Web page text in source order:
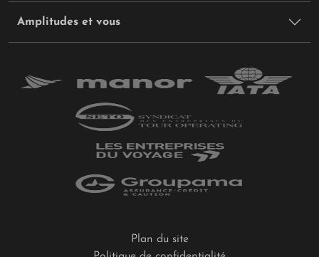
Amplitudes et vous
Plan du site